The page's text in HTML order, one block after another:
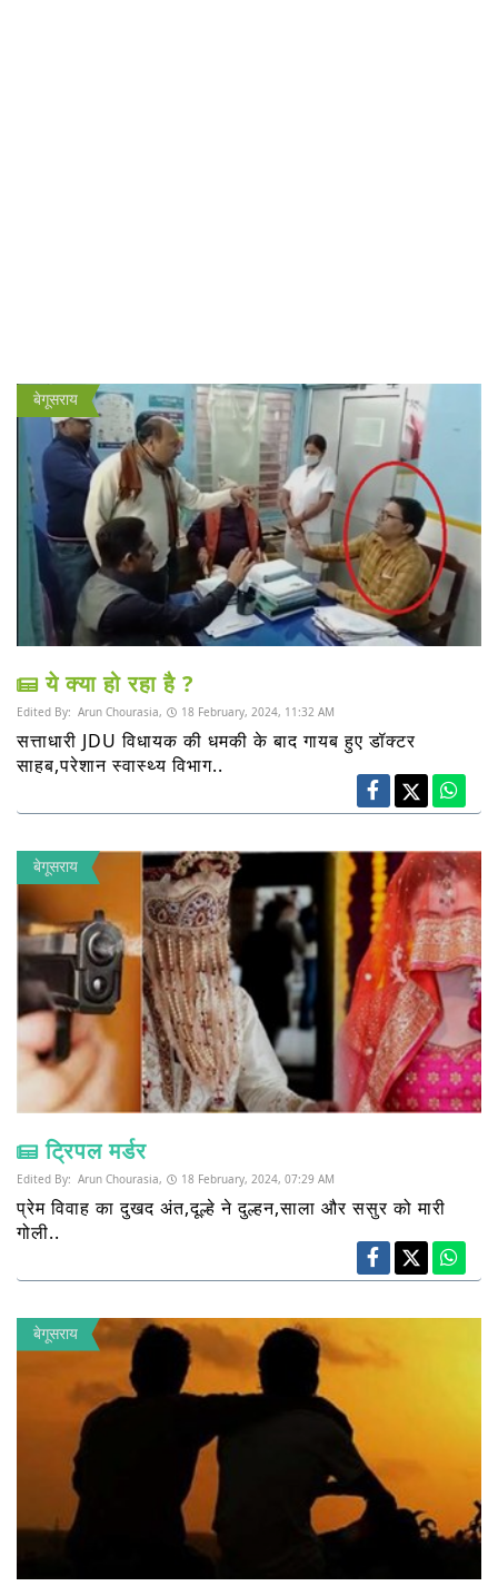
बेगूसराय
ये क्या हो रहा है ?
Edited By: Arun Chourasia, 18 February, 2024, 11:32 AM
सत्ताधारी JDU विधायक की धमकी के बाद गायब हुए डॉक्टर
साहब,परेशान स्वास्थ्य विभाग..
बेगूसराय
ट्रिपल मर्डर
Edited By: Arun Chourasia, 18 February, 2024, 07:29 AM
प्रेम विवाह का दुखद अंत,दूल्हे ने दुल्हन,साला और ससुर को मारी
गोली..
बेगूसराय